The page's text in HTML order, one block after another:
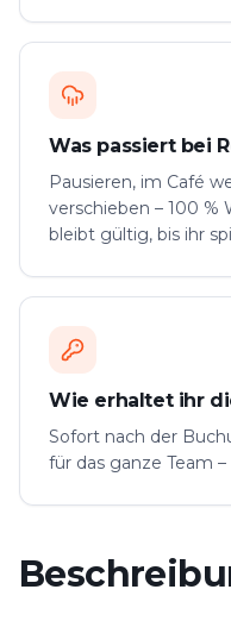
Was passiert bei
Pausieren, im Café
verschieben – 100 %
bleibt gültig, bis ihr
Wie erhaltet ihr
Sofort nach der
für das ganze Team